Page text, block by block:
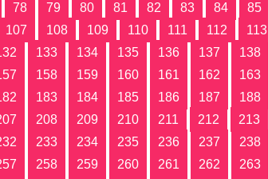
78 79 80 81 82 83 84 85
107 108 109 110 111 112 113
133 134 135 136 137 138
158 159 160 161 162 163
183 184 185 186 187 188
208 209 210 211 212 213
233 234 235 236 237 238
258 259 260 261 262 263